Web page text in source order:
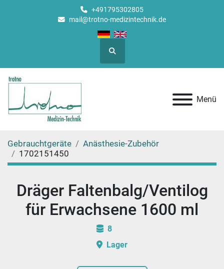
+491795302805
mail@trotno-medizintechnik.de
Suche
Menü
Gebrauchtgeräte
Anästhesie-Zubehör
1702151450
Dräger Faltenbalg/Ventilog
für Erwachsene 1600 ml
8
Lager